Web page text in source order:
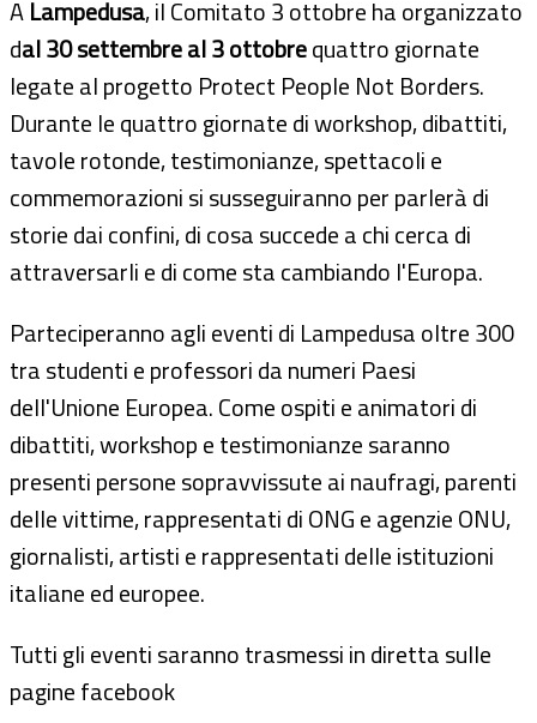
ALampedusa, il Comitato 3 ottobre ha organizzato
dal 30 settembre al 3 ottobrequattro giornate
legate al progetto Protect People Not Borders.
Durante le quattro giornate di workshop, dibattiti,
tavole rotonde, testimonianze, spettacoli e
commemorazioni si susseguiranno per parlerà di
storie dai confini, di cosa succede a chi cerca di
attraversarli e di come sta cambiando l'Europa.
Parteciperanno agli eventi di Lampedusa oltre 300
tra studenti e professori da numeri Paesi
dell'Unione Europea. Come ospiti e animatori di
dibattiti, workshop e testimonianze saranno
presenti persone sopravvissute ai naufragi, parenti
delle vittime, rappresentati di ONG e agenzie ONU,
giornalisti, artisti e rappresentati delle istituzioni
italiane ed europee.
Tutti gli eventi saranno trasmessi in diretta sulle
pagine facebook